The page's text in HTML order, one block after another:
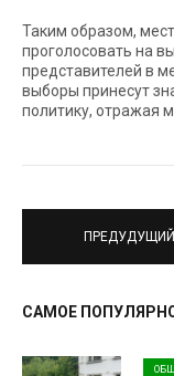
Таким образом,
проголосовать на
представителей в
выборы принесут
политику, отражая
ПРЕДУДУЩИЙ
САМОЕ